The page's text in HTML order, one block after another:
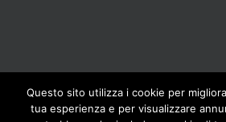
Questo sito utilizza i cookie per
tua esperienza e per visualizzare